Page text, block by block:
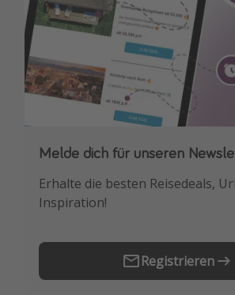
Melde dich für unseren
Erhalte die besten Reisedeals,
Inspiration!
Registrieren
Downloade unsere App
Buche die besten
Erstes.